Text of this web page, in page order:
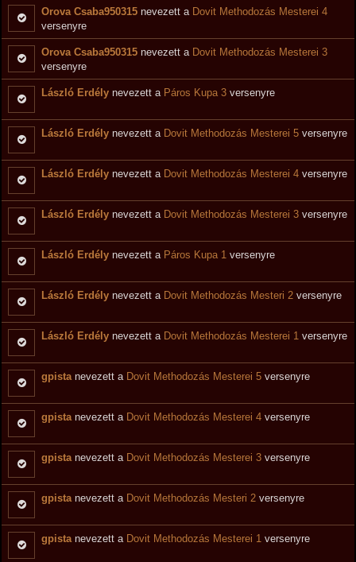
Orova Csaba950315 nevezett a Dovit Methodozás Mesterei 4
versenyre
Orova Csaba950315 nevezett a Dovit Methodozás Mesterei 3
versenyre
László Erdély nevezett a Páros Kupa 3 versenyre
László Erdély nevezett a Dovit Methodozás Mesterei 5 versenyre
László Erdély nevezett a Dovit Methodozás Mesterei 4 versenyre
László Erdély nevezett a Dovit Methodozás Mesterei 3 versenyre
László Erdély nevezett a Páros Kupa 1 versenyre
László Erdély nevezett a Dovit Methodozás Mesteri 2 versenyre
László Erdély nevezett a Dovit Methodozás Mesterei 1 versenyre
gpistanevezett a Dovit Methodozás Mesterei 5 versenyre
gpistanevezett a Dovit Methodozás Mesterei 4 versenyre
gpistanevezett a Dovit Methodozás Mesterei 3 versenyre
gpistanevezett a Dovit Methodozás Mesteri 2 versenyre
gpistanevezett a Dovit Methodozás Mesterei 1 versenyre